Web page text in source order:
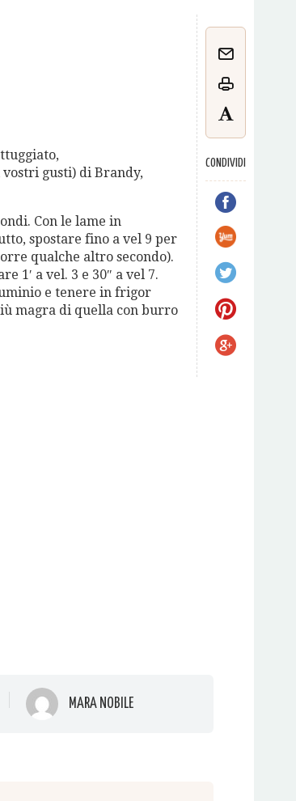
CONDIVIDI
gusti) di Brandy,
Con le lame in
spostare fino a vel 9 per
qualche altro secondo).
1′ a vel. 3 e 30″ a vel 7.
e tenere in frigor
magra di quella con burro
MARA NOBILE